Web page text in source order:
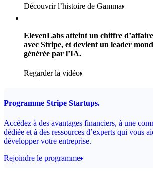
Lire le témoignage
Produits utilisés :
Lire le témoignage
Découvrir l’histoire de Gamma
ElevenLabs atteint un chiffre
avec Stripe, et devient un leader
générée par l’IA.
Regarder la vidéo
Programme Stripe Startups.
Accédez à des avantages financiers, à une
dédiée et à des ressources d’experts qui vous
développer votre entreprise.
Rejoindre le programme